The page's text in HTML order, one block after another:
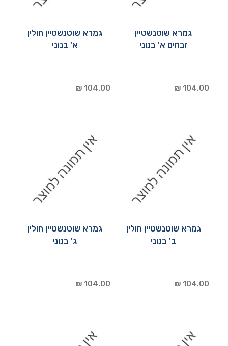
גמרא שוטנשטיין
זבחים א' בנוני
104.00 ₪
גמרא שוטנשטיין חולין
א' בנוני
104.00 ₪
גמרא שוטנשטיין חולין
ב' בנוני
104.00 ₪
גמרא שוטנשטיין חולין
ג' בנוני
104.00 ₪